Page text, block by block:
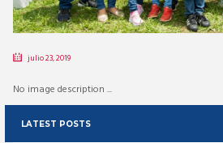
julio 23, 2019
No image description ...
LATEST POSTS